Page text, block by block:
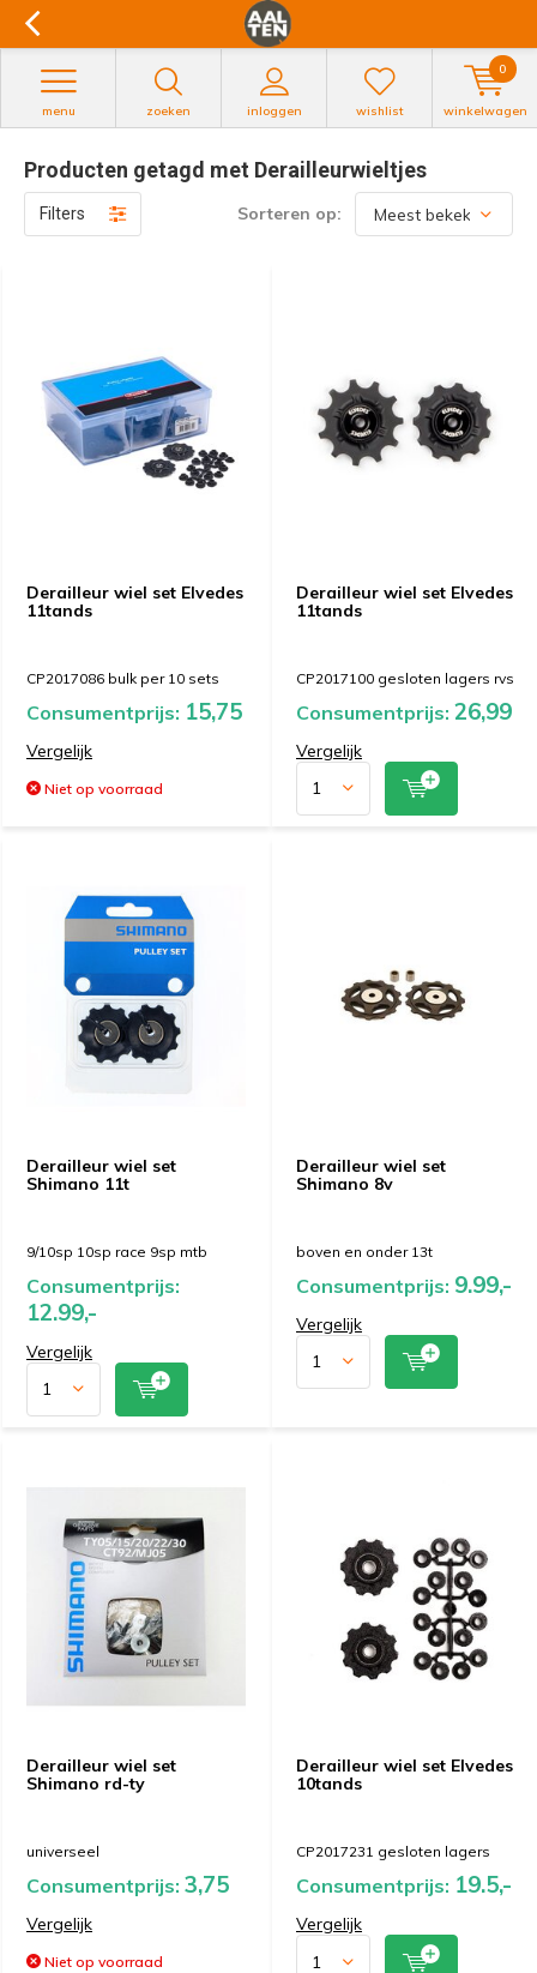
zoeken inloggen
menu wishlist winkelwagen
0
Producten getagd met Derailleurwieltjes
Filters Sorteren op:
Derailleur wiel set Elvedes
11tands
CP2017086 bulk per 10 sets
Consumentprijs: 15,75
Vergelijk
Niet op voorraad
Derailleur wiel set Elvedes
11tands
CP2017100 gesloten lagers rvs
Consumentprijs: 26,99
Vergelijk
Derailleur wiel set
Shimano 11t
9/10sp 10sp race 9sp mtb
Consumentprijs:
12.99,-
Vergelijk
Derailleur wiel set
Shimano 8v
boven en onder 13t
Consumentprijs: 9.99,-
Vergelijk
Derailleur wiel set
Shimano rd-ty
universeel
Consumentprijs: 3,75
Vergelijk
Niet op voorraad
Derailleur wiel set Elvedes
10tands
CP2017231 gesloten lagers
Consumentprijs: 19.5,-
Vergelijk